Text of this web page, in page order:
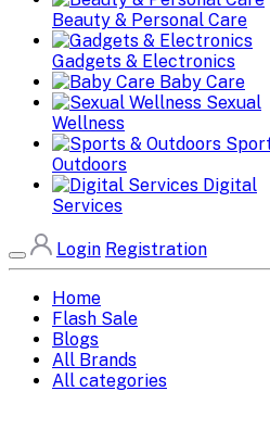
Beauty & Personal Care
Gadgets & Electronics
Baby Care
Sexual
Wellness
Outdoors
Digital
Services
Login Registration
Home
Flash Sale
Blogs
All Brands
All categories